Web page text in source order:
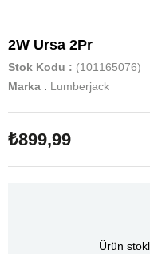
2W Ursa 2Pr
Stok Kodu
(101165076)
Marka : Lumberjack
₺899,99
Ürün